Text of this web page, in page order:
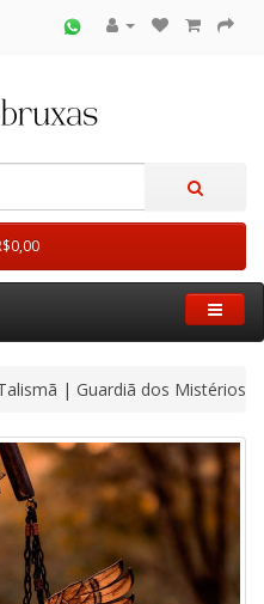
| Guardiã dos Mistérios